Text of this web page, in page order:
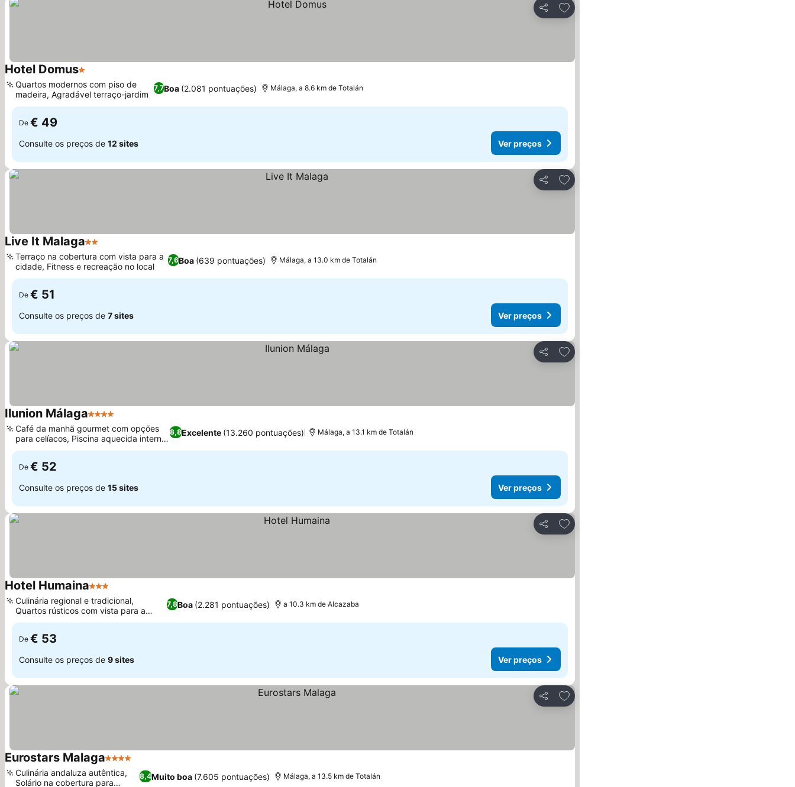
Partilhar
Adicionar aos favoritos
Hotel Domus1 Estrelas
7,7Boa (2.081 pontuações)
Quartos modernos com piso de
madeira, Agradável terraço-jardim
Málaga, a 8.6 km de Totalán
De € 49
Consulte os preços de 12 sites Ver preços
Partilhar
Adicionar aos favoritos
Live It Malaga2 Estrelas
7,6Boa (639 pontuações)
Terraço na cobertura com vista para a
cidade, Fitness e recreação no local
Málaga, a 13.0 km de Totalán
De € 51
Consulte os preços de 7 sites Ver preços
Partilhar
Adicionar aos favoritos
Ilunion Málaga4 Estrelas
8,8Excelente (13.260 pontuações)
Café da manhã gourmet com opções
para celíacos, Piscina aquecida interna
e externa
Málaga, a 13.1 km de Totalán
De € 52
Consulte os preços de 15 sites Ver preços
Partilhar
Adicionar aos favoritos
Hotel Humaina3 Estrelas
7,8Boa (2.281 pontuações)
Culinária regional e tradicional,
Quartos rústicos com vista para a
montanha
a 10.3 km de Alcazaba
De € 53
Consulte os preços de 9 sites Ver preços
Partilhar
Adicionar aos favoritos
Eurostars Malaga4 Estrelas
8,4Muito boa (7.605 pontuações)
Culinária andaluza autêntica,
Solário na cobertura para
Málaga, a 13.5 km de Totalán